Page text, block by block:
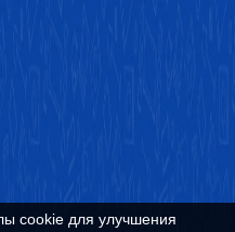
cookie для улучшения